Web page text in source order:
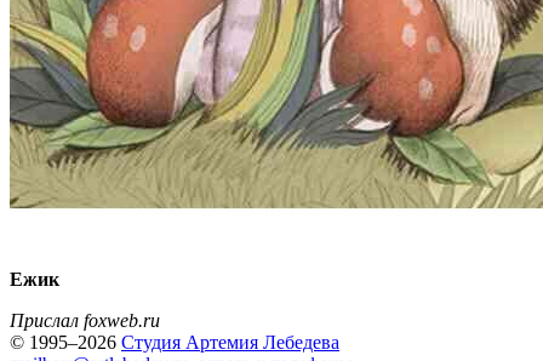
Ежик
Прислал foxweb.ru
© 1995–2026 Студия Артемия Лебедева